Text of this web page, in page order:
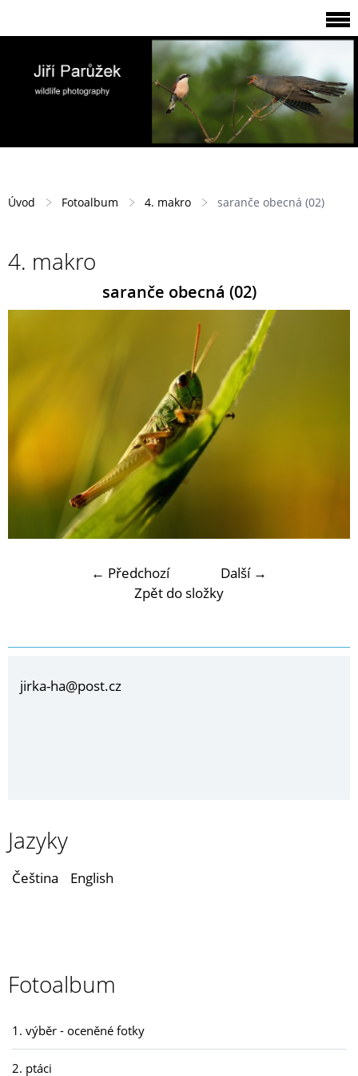
Úvod Fotoalbum 4. makro saranče obecná (02)
4. makro
saranče obecná (02)
← Předchozí
Další →
Zpět do složky
jirka-ha@post.cz
Jazyky
Čeština English
Fotoalbum
1. výběr - oceněné fotky
2. ptáci